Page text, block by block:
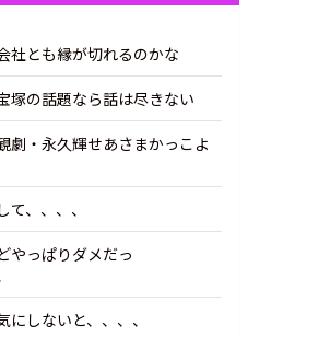
社とも縁が切れるのかな
塚の話題なら話は尽きない
劇・永久輝せあさまかっこよ
、、、、
やっぱりダメだっ
にしないと、、、、